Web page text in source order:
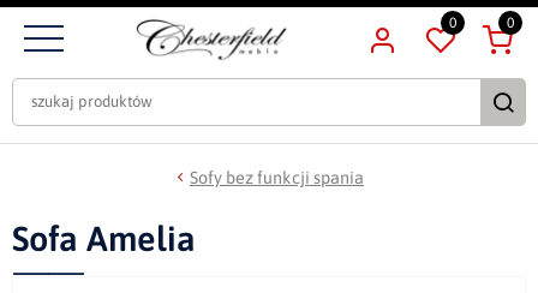
0 0
Sofy bez funkcji spania
Sofa Amelia